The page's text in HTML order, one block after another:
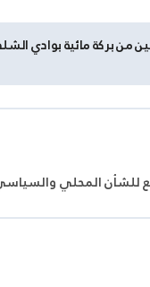
من بركة مائية بوادي
للشأن المحلي والسياسي